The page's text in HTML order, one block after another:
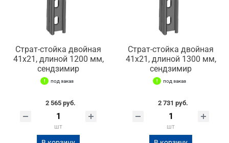
Страт-стойка двойная
41х21, длиной 1200 мм,
сендзимир
под заказ
2 565 руб.
шт
Страт-стойка двойная
41х21, длиной 1300 мм,
сендзимир
под заказ
2 731 руб.
шт